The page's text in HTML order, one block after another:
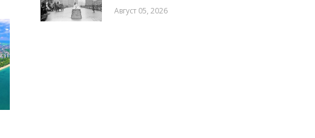
Август 05, 2026